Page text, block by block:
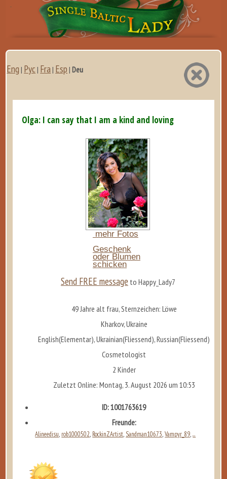
Eng | Рус | Fra| Esp |Deu
Olga: I can say that I am a kind and loving woman. ...
mehr Fotos
Geschenk
oder Blumen
schicken
Send FREE message to Happy_Lady7
49 Jahre alt frau, Sternzeichen: Löwe
Kharkov, Ukraine
English(Elementar), Ukrainian(Fliessend), Russian(Fliessend)
Cosmetologist
2 Kinder
Zuletzt Online: Montag, 3. August 2026 um 10:53
ID: 1001763619
Freunde:
Alineedisu, rob1000502, RockinZArtist, Sandman10673,Vampyr_89,...